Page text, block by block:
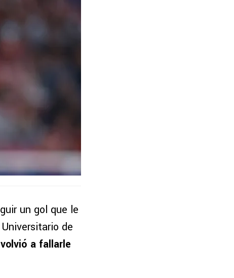
un gol que le
de
a fallarle